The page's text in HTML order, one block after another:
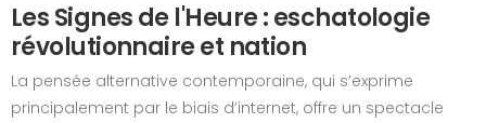
Les Signes de l'Heure : eschatologie
révolutionnaire et nation
La pensée alternative contemporaine, qui s’exprime
principalement par le biais d’internet, offre un spectacle